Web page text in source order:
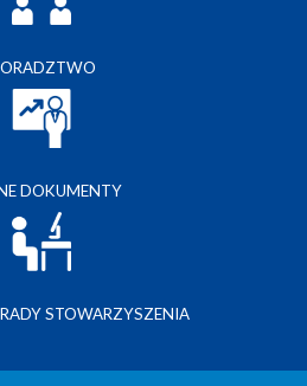
DOKUMENTY
STOWARZYSZENIA